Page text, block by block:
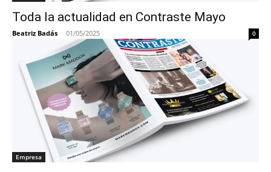
Toda la actualidad en Contraste Mayo
Beatriz Badás - 01/05/2025 0
Empresa